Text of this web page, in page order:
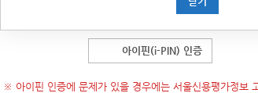
아이핀(i-PIN) 인증
※ 아이핀 인증에 문제가 있을 경우에는 서울신용평가정보